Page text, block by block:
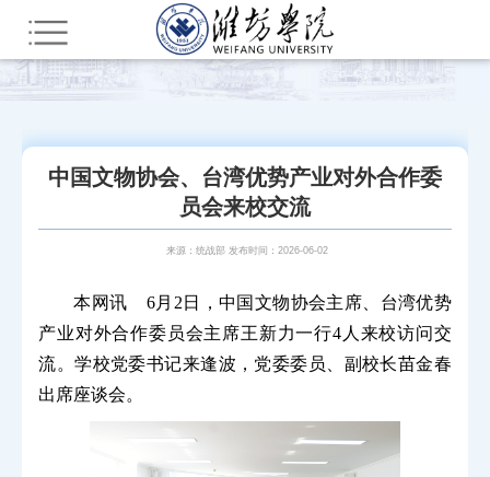
您所在的位置：首页 部门网站群 教辅部门 新闻中心（院报编辑部） 潍院要闻
中国文物协会、台湾优势产业对外合作委
员会来校交流
来源：统战部 发布时间：2026-06-02
本网讯 6月2日，中国文物协会主席、台湾优势
产业对外合作委员会主席王新力一行4人来校访问交
流。学校党委书记来逢波，党委委员、副校长苗金春
出席座谈会。